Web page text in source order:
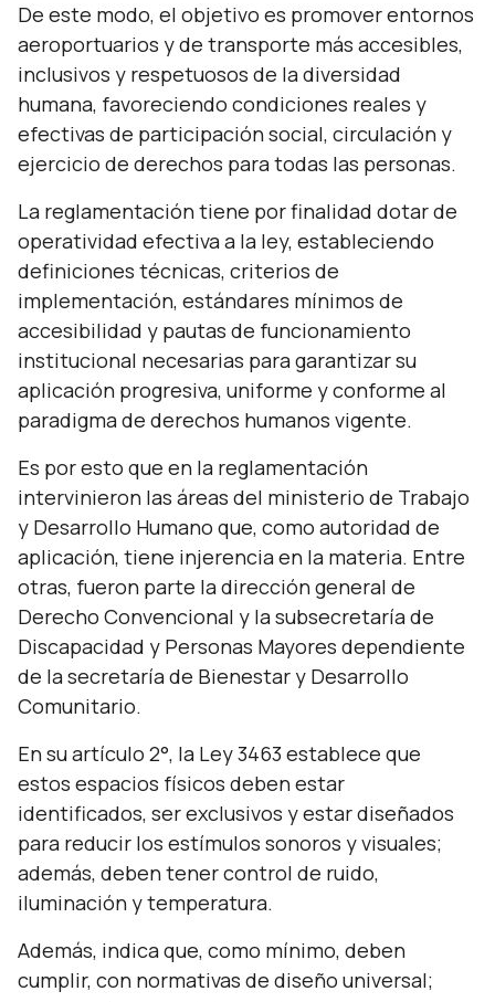
De este modo, el objetivo es promover entornos
aeroportuarios y de transporte más accesibles,
inclusivos y respetuosos de la diversidad
humana, favoreciendo condiciones reales y
efectivas de participación social, circulación y
ejercicio de derechos para todas las personas.
La reglamentación tiene por finalidad dotar de
operatividad efectiva a la ley, estableciendo
definiciones técnicas, criterios de
implementación, estándares mínimos de
accesibilidad y pautas de funcionamiento
institucional necesarias para garantizar su
aplicación progresiva, uniforme y conforme al
paradigma de derechos humanos vigente.
Es por esto que en la reglamentación
intervinieron las áreas del ministerio de Trabajo
y Desarrollo Humano que, como autoridad de
aplicación, tiene injerencia en la materia. Entre
otras, fueron parte la dirección general de
Derecho Convencional y la subsecretaría de
Discapacidad y Personas Mayores dependiente
de la secretaría de Bienestar y Desarrollo
Comunitario.
En su artículo 2°, la Ley 3463 establece que
estos espacios físicos deben estar
identificados, ser exclusivos y estar diseñados
para reducir los estímulos sonoros y visuales;
además, deben tener control de ruido,
iluminación y temperatura.
Además, indica que, como mínimo, deben
cumplir, con normativas de diseño universal;